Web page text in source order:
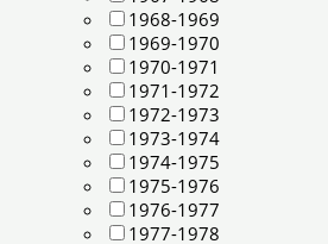
1968-1969
1969-1970
1970-1971
1971-1972
1972-1973
1973-1974
1974-1975
1975-1976
1976-1977
1977-1978